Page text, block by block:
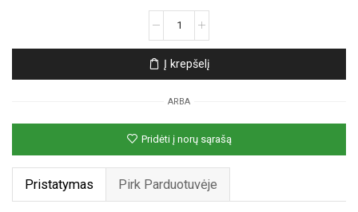
Įspūdinga
101
rožės
puokštė
Į krepšelį
ARBA
Pridėti į norų sąrašą
Pristatymas Pirk Parduotuvėje